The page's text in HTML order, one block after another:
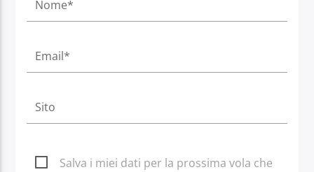
Salva i miei dati per la prossima vola che